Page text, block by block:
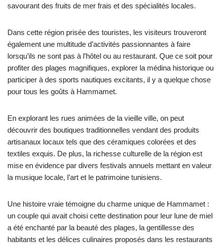
savourant des fruits de mer frais et des spécialités locales.
Dans cette région prisée des touristes, les visiteurs trouveront
également une multitude d’activités passionnantes à faire
lorsqu’ils ne sont pas à l’hôtel ou au restaurant. Que ce soit pour
profiter des plages magnifiques, explorer la médina historique ou
participer à des sports nautiques excitants, il y a quelque chose
pour tous les goûts à Hammamet.
En explorant les rues animées de la vieille ville, on peut
découvrir des boutiques traditionnelles vendant des produits
artisanaux locaux tels que des céramiques colorées et des
textiles exquis. De plus, la richesse culturelle de la région est
mise en évidence par divers festivals annuels mettant en valeur
la musique locale, l’art et le patrimoine tunisiens.
Une histoire vraie témoigne du charme unique de Hammamet :
un couple qui avait choisi cette destination pour leur lune de miel
a été enchanté par la beauté des plages, la gentillesse des
habitants et les délices culinaires proposés dans les restaurants